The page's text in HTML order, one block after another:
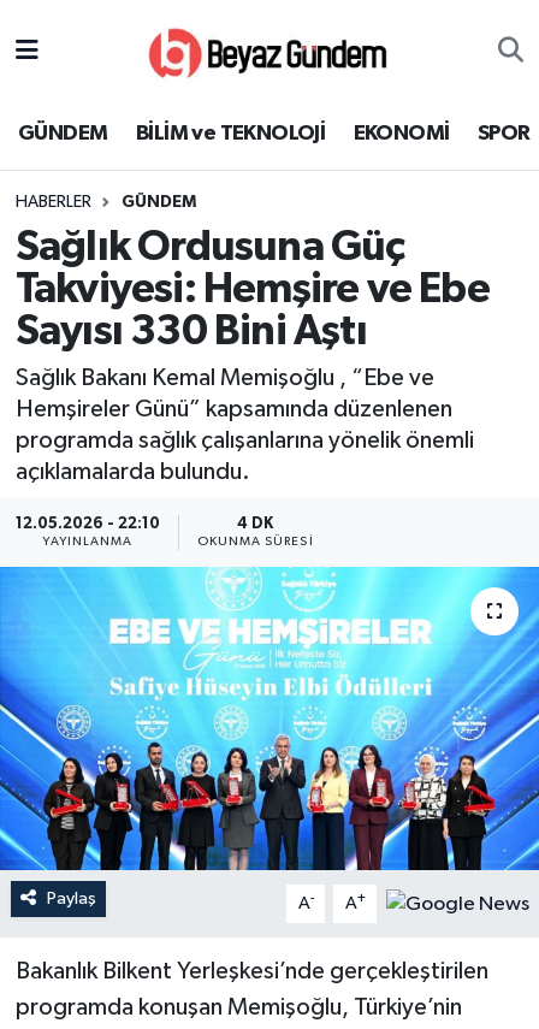
GÜNDEM BİLİM ve TEKNOLOJİ EKONOMİ SPOR
HABERLER GÜNDEM
Sağlık Ordusuna Güç
Takviyesi: Hemşire ve Ebe
Sayısı 330 Bini Aştı
Sağlık Bakanı Kemal Memişoğlu , “Ebe ve
Hemşireler Günü” kapsamında düzenlenen
programda sağlık çalışanlarına yönelik önemli
açıklamalarda bulundu.
12.05.2026 - 22:10
YAYINLANMA
4 DK
OKUNMA SÜRESI
Paylaş A- A+
Bakanlık Bilkent Yerleşkesi’nde gerçekleştirilen
programda konuşan Memişoğlu, Türkiye’nin
EKONOMİ
SPOR
SAĞLIK
EĞİTİM
KÜLTÜR SANAT
MAGAZİN
YEREL
Süper Lig Puan Durumu ve Fikstür
Tüm Manşetler
Son Dakika Haberleri
Haber Arşivi